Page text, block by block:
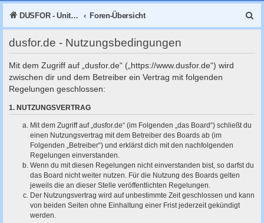
DUSFOR - United Sk8 Nations :: Inline skaten in Düsseldorf Foren-Übersicht
u
dusfor.de - Nutzungsbedingungen
Mit dem Zugriff auf „dusfor.de“ („https://www.dusfor.de“) wird
zwischen dir und dem Betreiber ein Vertrag mit folgenden
Regelungen geschlossen:
1. NUTZUNGSVERTRAG
Mit dem Zugriff auf „dusfor.de“ (im Folgenden „das Board“) schließt du
einen Nutzungsvertrag mit dem Betreiber des Boards ab (im
Folgenden „Betreiber“) und erklärst dich mit den nachfolgenden
Regelungen einverstanden.
Wenn du mit diesen Regelungen nicht einverstanden bist, so darfst du
das Board nicht weiter nutzen. Für die Nutzung des Boards gelten
jeweils die an dieser Stelle veröffentlichten Regelungen.
Der Nutzungsvertrag wird auf unbestimmte Zeit geschlossen und kann
von beiden Seiten ohne Einhaltung einer Frist jederzeit gekündigt
werden.